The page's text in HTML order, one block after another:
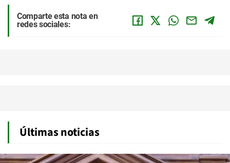
Comparte esta nota en
redes sociales:
Últimas noticias